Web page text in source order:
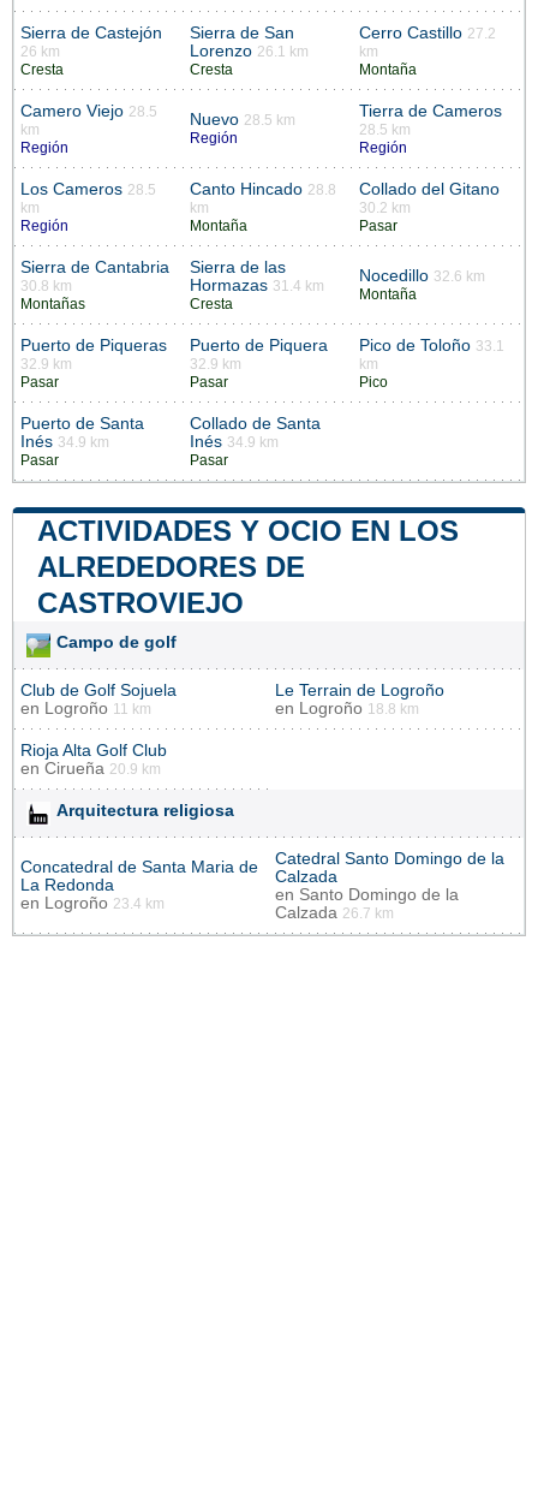
Sierra de Castejón
26 km
Cresta
Sierra de San
Lorenzo 26.1 km
Cresta
Cerro Castillo 27.2
km
Montaña
Camero Viejo 28.5
km
Región
Nuevo 28.5 km
Región
Tierra de Cameros
28.5 km
Región
Los Cameros 28.5
km
Región
Canto Hincado 28.8
km
Montaña
Collado del Gitano
30.2 km
Pasar
Sierra de Cantabria
30.8 km
Montañas
Sierra de las
Hormazas 31.4 km
Cresta
Nocedillo 32.6 km
Montaña
Puerto de Piqueras
32.9 km
Pasar
Puerto de Piquera
32.9 km
Pasar
Pico de Toloño 33.1
km
Pico
Puerto de Santa
Inés 34.9 km
Pasar
Collado de Santa
Inés 34.9 km
Pasar
ACTIVIDADES Y OCIO EN LOS
ALREDEDORES DE
CASTROVIEJO
Campo de golf
Club de Golf Sojuela
en
Logroño 11 km
Le Terrain de Logroño
en
Logroño 18.8 km
Rioja Alta Golf Club
en Cirueña 20.9 km
Arquitectura religiosa
Concatedral de Santa Maria de
La Redonda
en
Logroño 23.4 km
Catedral Santo Domingo de la
Calzada
en Santo Domingo de la
Calzada 26.7 km